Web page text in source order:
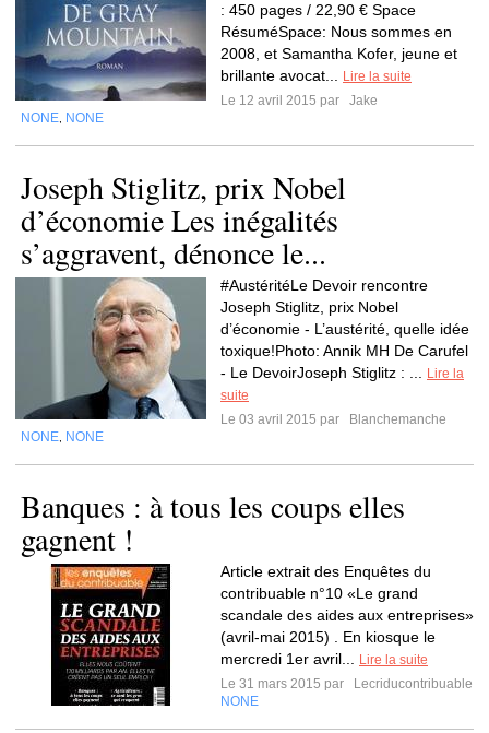
: 450 pages / 22,90 € Space
RésuméSpace: Nous sommes en
2008, et Samantha Kofer, jeune et
brillante avocat...
Lire la suite
Le 12 avril 2015 par
Jake
NONE NONE
Joseph Stiglitz, prix Nobel
d’économie Les inégalités
s’aggravent, dénonce le...
#AustéritéLe Devoir rencontre
Joseph Stiglitz, prix Nobel
d’économie - L’austérité, quelle idée
toxique!Photo: Annik MH De Carufel
- Le DevoirJoseph Stiglitz : ...
Lire la
suite
Le 03 avril 2015 par
Blanchemanche
NONE NONE
Banques : à tous les coups elles
gagnent !
Article extrait des Enquêtes du
contribuable n°10 «Le grand
scandale des aides aux entreprises»
(avril-mai 2015) . En kiosque le
mercredi 1er avril...
Lire la suite
Le 31 mars 2015 par
Lecriducontribuable
NONE